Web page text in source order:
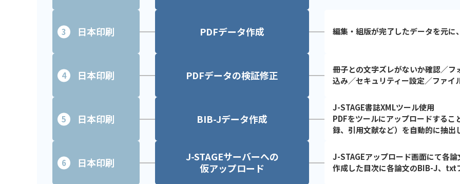
3 日本印刷 PDFデータ作成 編集・組版が完了したデータを元
4 日本印刷 PDFデータの検証修正
冊子との文字ズレがないか確認／
込み／セキュリティー設定／ファイ
5 日本印刷 BIB-Jデータ作成
J-STAGE書誌XMLツール使用
PDFをツールにアップロードする
録、引用文献など）を自動的に抽出
6 日本印刷
J-STAGEサーバーへの
仮アップロード
J-STAGEアップロード画面にて各
作成した目次に各論文のBIB-J、txt